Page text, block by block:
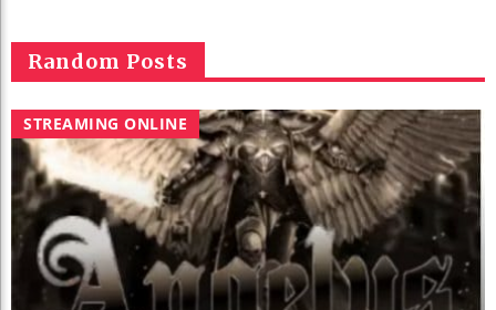
Random Posts
STREAMING ONLINE